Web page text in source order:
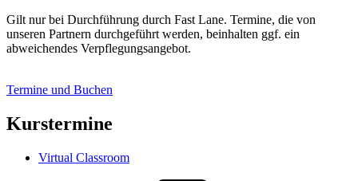
Gilt nur bei Durchführung durch Fast Lane. Termine, die von
unseren Partnern durchgeführt werden, beinhalten ggf. ein
abweichendes Verpflegungsangebot.
Termine und Buchen
Kurstermine
Virtual Classroom